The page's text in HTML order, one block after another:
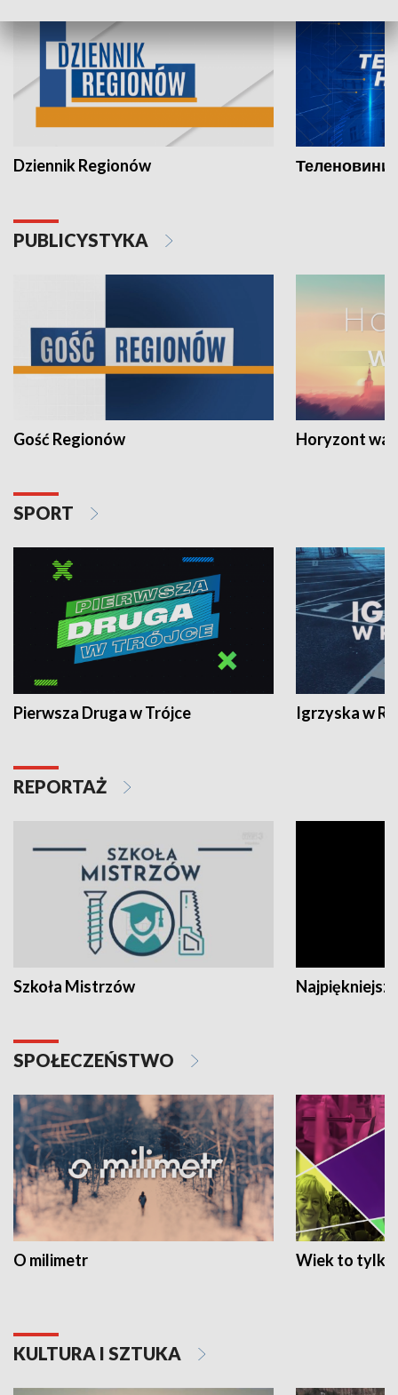
Dziennik Regionów Теленовини
PUBLICYSTYKA
Gość Regionów Horyzont
SPORT
Pierwsza Druga w Trójce Igrzyska w
REPORTAŻ
Szkoła Mistrzów
SPOŁECZEŃSTWO
O milimetr Wiek to tylko
KULTURA I SZTUKA